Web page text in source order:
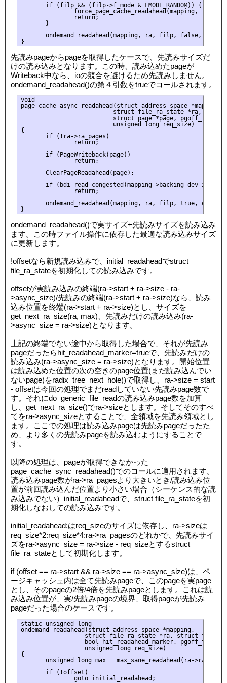
       if (filp && (filp->f_mode & FMODE_RANDOM)) {
force_page_cache_readahead(mapping, filp,
               return;
       }
ondemand_readahead(mapping, ra, filp, false,
先読みpageからpageを取得したケースで、先読みサイズだ
けの読み込みとなります。この時、読み込めたpageが
Writeback中なら、ioの競合を避けるため先読みしません。
ondemand_readahead()の第４引数をtrueでコールされます。
void
page_cache_async_readahead(struct address_space *mapping,
struct file_ra_state *ra,
struct page *page, pgoff_t
                          unsigned long req_size)
{
       if (!ra->ra_pages)
               return;
       if (PageWriteback(page))
               return;
       ClearPageReadahead(page);
       if (bdi_read_congested(mapping->backing_dev_info))
               return;
ondemand_readahead(mapping, ra, filp, true,
ondemand_readahead()で実サイズ+先読みサイズを読み込み
ます。この時ファイル操作に依存した最適な読み込みサイズ
に更新します。
!offsetなら新規読み込みで、initial_readaheadでstruct
file_ra_stateを初期化しての読み込みです。
offsetが実読み込みの終端(ra->start + ra->size - ra-
>async_size)/先読みの終端(ra->start + ra->size)なら、読み
込み位置を終端(ra->start + ra->size)とし、サイズを
get_next_ra_size(ra, max)、先読みだけの読み込み(ra-
>async_size = ra->size)となります。
上記の終端でない途中から取得した場合で、それが先読み
pageだったらhit_readahead_marker=trueで、先読みだけの
読み込み(ra->async_size = ra->size)となります。開始位置
は読み込めた位置の次の空きのpage位置(まだ読み込んでい
ないpage)をradix_tree_next_hole()で取得し、ra->size = start
- offsetは今回の処理でまだreadしていない先読みpage数で
す。それにdo_generic_file_readの読み込みpage数を加算
し、get_next_ra_size()でra->sizeとします。そしてそのすべ
てをra->async_sizeとすることで、全領域を先読み領域とし
ます。ここでの処理は読み込みpageは先読みpageだったた
め、より多くの先読みpageを読み込むようにすることで
す。
以降の処理は、pageが取得できなかった
page_cache_sync_readahead()でのコールに適用されます。
読み込みpage数がra->ra_pagesより大きいとき/読み込み位
置が前回読み込んだ位置より小さい場合（シーケンス的な読
み込みでない）initial_readaheadで、struct file_ra_stateを初
期化しなおしての読み込みです。
initial_readahead:はreq_sizeのサイズに依存し、ra->sizeは
req_size*2:req_size*4:ra->ra_pagesのどれかで、先読みサイ
ズをra->async_size = ra->size - req_sizeとするstruct
file_ra_stateとして初期化します。
if (offset == ra->start && ra->size == ra->async_size)は、ペ
ージキャッシュ内は全て先読みpageで、このpageを実page
とし、そのpageの2倍/4倍を先読みpageとします。これは読
み込み位置が、実/先読みpageの境界、取得pageが先読み
pageだった場合のケースです。
static unsigned long
ondemand_readahead(struct address_space *mapping,
struct file_ra_state *ra, struct file
bool hit_readahead_marker, pgoff_t
                  unsigned long req_size)
{
unsigned long max = max_sane_readahead(ra-
       if (!offset)
               goto initial_readahead;